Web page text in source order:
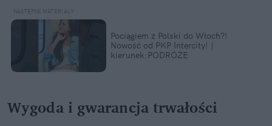
Pociągiem z Polski do Włoch?!
Nowość od PKP Intercity! |
kierunek:PODRÓŻE
Wygoda i gwarancja trwałości